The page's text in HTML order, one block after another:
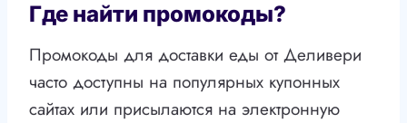
Где найти промокоды?
Промокоды для доставки еды от Деливери
часто доступны на популярных купонных
сайтах или присылаются на электронную